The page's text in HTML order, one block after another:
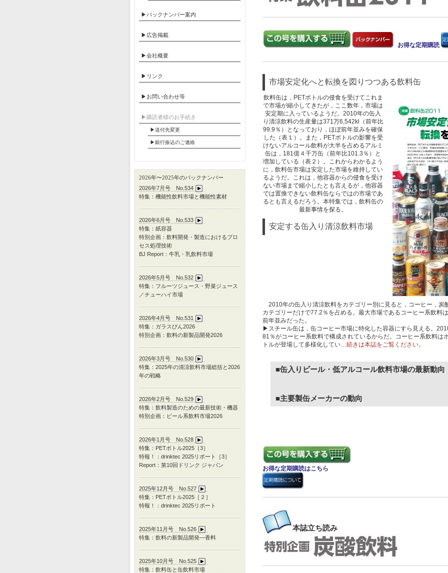
お得な定期購読
市場安定化へと転換を図りつつある飲料缶
飲料缶は，PETボトルの侵食を受けてこれま
で市場が縮小してきたが，ここ数年，市場は
安定期に入っているようだ。2010年の缶入
り清涼飲料の生産量は371万6,542kl（前年比
99.9％）となっており，ほぼ前年並みを確保
した（表１）。また，PETボトルの影響を受
けないアルコール飲料が大半を占めるアルミ
缶は，181億４千万缶（前年比101.3％）と
増加している（表２）。これからわかるよう
に，飲料缶市場は安定した市場を維持してい
るようだ。これは，他容器からの侵食を受け
ない市場まで縮小したとも言えるが，他容器
では置換できない飲料缶ならではの市場であ
るとも言えるだろう。本特集では，飲料缶の
最新事情を探る。
安定する缶入り清涼飲料市場
2010年の缶入り清涼飲料をカテゴリー別に見ると，コーヒー，炭
カテゴリーだけで77.2％を占める。最大市場であるコーヒー系飲料
前年並みだった。
▶スチール缶は，缶コーヒー市場に特化した容器にすら見える。
81％がコーヒー系飲料で構成されているからだ。コーヒー系飲料は
トルが登場して多様化してい…続きは本誌をご覧ください。
■缶入りビール・低アルコール飲料市場の最新動向
■主要製缶メーカーの動向
お得な定期購読はこちら
本誌立ち読み
▶バックナンバー案内
▶広告掲載
▶会社概要
▶リンク
▶お問い合わせ等
▶︎購読者様のお手続き
▶送付先変更
▶︎銀行振込のご連絡
2026年〜2025年のバックナンバー
2026年7月号 No.534
特集：機能性飲料市場と機能性素材
2026年6月号 No.533
特集：紙容器
特別企画：飲料開発・製造におけるプロ
セス処理技術
BJ Report：牛乳・乳飲料市場
2026年5月号 No.532
特集：フルーツジュース・野菜ジュース
／チューハイ市場
2026年4月号 No.531
特集：ガラスびん2026
特別企画：飲料の新製品開発2026
2026年3月号 No.530
特集： 2025年の清涼飲料市場総括と2026
年の戦略
2026年2月号 No.529
特集：飲料製造のための最新技術・機器
特別企画：ビール系飲料市場2026
2026年1月号 No.528
特集：PETボトル2025［3］
特報！：drinktec 2025リポート［3］
Report：第10回ドリンク ジャパン
2025年12月号 No.527
特集： PETボトル2025［２］
特報！： drinktec 2025リポート
2025年11月号 No.526
特集：飲料の新製品開発―香料
2025年10月号 No.525
特集：飲料缶と缶飲料市場